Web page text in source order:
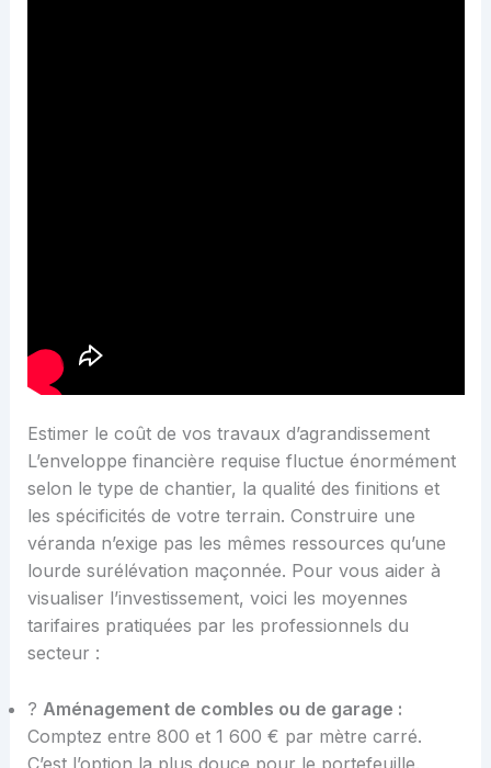
Estimer le coût de vos travaux d’agrandissement
L’enveloppe financière requise fluctue énormément
selon le type de chantier, la qualité des finitions et
les spécificités de votre terrain. Construire une
véranda n’exige pas les mêmes ressources qu’une
lourde surélévation maçonnée. Pour vous aider à
visualiser l’investissement, voici les moyennes
tarifaires pratiquées par les professionnels du
secteur :
? Aménagement de combles ou de garage :
Comptez entre 800 et 1 600 € par mètre carré.
C’est l’option la plus douce pour le portefeuille.